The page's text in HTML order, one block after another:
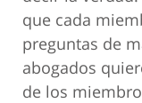
que cada
preguntas de
abogados
de los